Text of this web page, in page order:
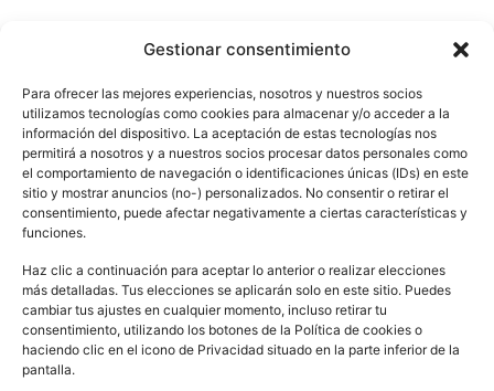
Gestionar consentimiento
Para ofrecer las mejores experiencias, nosotros y nuestros socios
utilizamos tecnologías como cookies para almacenar y/o acceder a la
información del dispositivo. La aceptación de estas tecnologías nos
permitirá a nosotros y a nuestros socios procesar datos personales como
el comportamiento de navegación o identificaciones únicas (IDs) en este
sitio y mostrar anuncios (no-) personalizados. No consentir o retirar el
consentimiento, puede afectar negativamente a ciertas características y
funciones.
Haz clic a continuación para aceptar lo anterior o realizar elecciones
más detalladas. Tus elecciones se aplicarán solo en este sitio. Puedes
cambiar tus ajustes en cualquier momento, incluso retirar tu
consentimiento, utilizando los botones de la Política de cookies o
haciendo clic en el icono de Privacidad situado en la parte inferior de la
pantalla.
Te puede interesar
DMC Iberia 2026 – El
Technics celebra 60
años de maestría en
vinilo con eventos